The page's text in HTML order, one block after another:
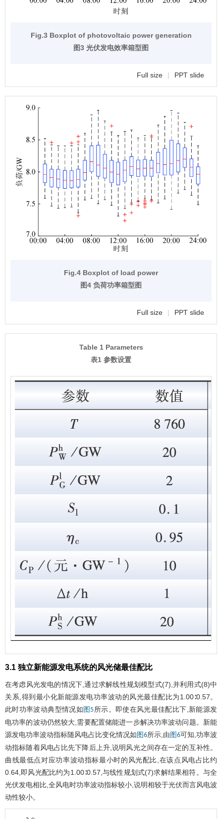
Fig.3 Boxplot of photovoltaic power generation
图3 光伏发电效率箱型图
Full size | PPT slide
Fig.4 Boxplot of load power
图4 负荷功率箱型图
Full size | PPT slide
Table 1 Parameters
表1 参数设置
3.1 独立新能源发电系统的风光储最佳配比
在考虑风光发电的情况下,通过求解线性规划模型式(7),并利用式(8)中
关系,得到最小化新能源发电功率波动的风光最佳配比为1.00∶0.57。
此时功率波动典型情况如 图5所示。即使在风光最佳配比下,新能源发
电功率的波动仍然较大,需要配置储能进一步解决功率波动问题。新能
源发电功率波动指标随风电占比变化情况如 图6所示,由 图6可知,功率波
动指标随着风电占比先下降后上升,说明风光之间存在一定的互补性。
曲线最低点对应功率波动指标最小时的风光配比,在该点风电占比约
0.64,即风光配比约为1.00∶0.57,与线性规划式(7)求解结果相符。与全
光伏发电相比,全风电时功率波动指标较小,说明相较于光伏而言风电波
动性较小。